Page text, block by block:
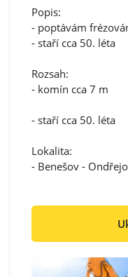
Popis:
- poptávám
- staří cca 50. léta
Rozsah:
- komín cca 7 m
- staří cca 50. léta
Lokalita:
- Benešov -